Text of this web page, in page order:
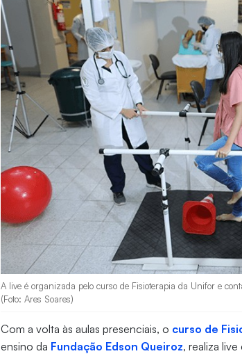
A live é organizada pelo curso de Fisioterapia da Unifor e
(Foto: Ares Soares)
Com a volta às aulas presenciais, o curso de
ensino da Fundação Edson Queiroz, realiza